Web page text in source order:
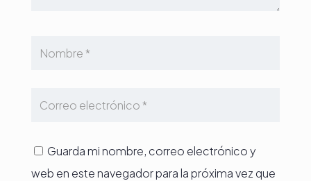
Guarda mi nombre, correo electrónico y
web en este navegador para la próxima vez que